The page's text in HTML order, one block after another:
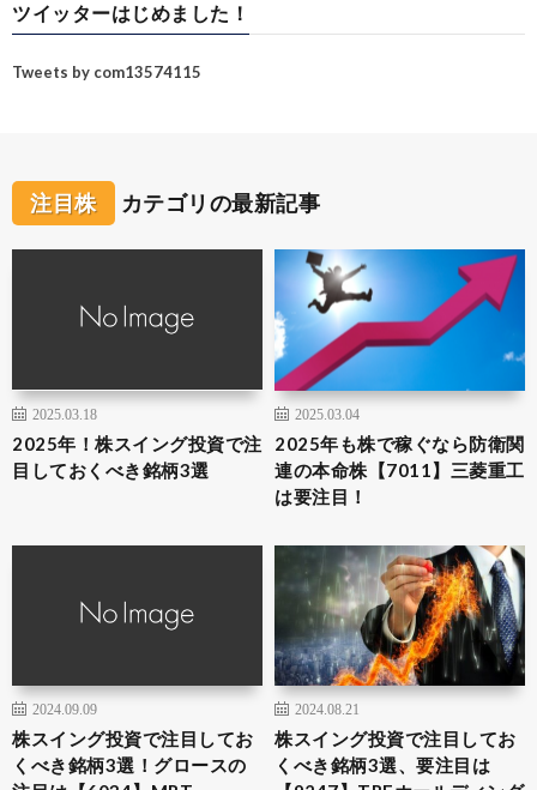
ツイッターはじめました！
Tweets by com13574115
注目株 カテゴリの最新記事
2025.03.18
2025年！株スイング投資で注
目しておくべき銘柄3選
2025.03.04
2025年も株で稼ぐなら防衛関
連の本命株【7011】三菱重工
は要注目！
2024.09.09
株スイング投資で注目してお
くべき銘柄3選！グロースの
2024.08.21
株スイング投資で注目してお
くべき銘柄3選、要注目は